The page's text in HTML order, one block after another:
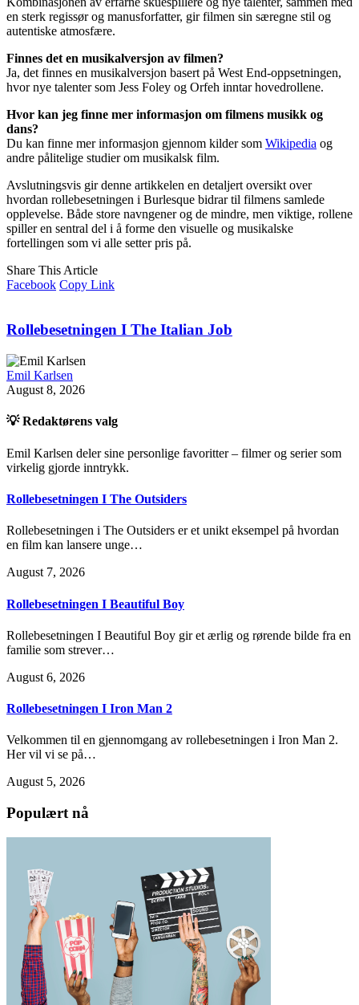
en sterk regissør og manusforfatter, gir filmen sin særegne stil og
autentiske atmosfære.
Finnes det en musikalversjon av filmen?
Ja, det finnes en musikalversjon basert på West End-oppsetningen,
hvor nye talenter som Jess Foley og Orfeh inntar hovedrollene.
Hvor kan jeg finne mer informasjon om filmens musikk og
dans?
Du kan finne mer informasjon gjennom kilder som Wikipedia og
andre pålitelige studier om musikalsk film.
Avslutningsvis gir denne artikkelen en detaljert oversikt over
hvordan rollebesetningen i Burlesque bidrar til filmens samlede
opplevelse. Både store navngener og de mindre, men viktige, rollene
spiller en sentral del i å forme den visuelle og musikalske
fortellingen som vi alle setter pris på.
Share This Article
Facebook Copy Link
Rollebesetningen I The Italian Job
Emil Karlsen
August 8, 2026
💡 Redaktørens valg
Emil Karlsen deler sine personlige favoritter – filmer og serier som
virkelig gjorde inntrykk.
Rollebesetningen I The Outsiders
Rollebesetningen i The Outsiders er et unikt eksempel på hvordan
en film kan lansere unge…
August 7, 2026
Rollebesetningen I Beautiful Boy
Rollebesetningen I Beautiful Boy gir et ærlig og rørende bilde fra en
familie som strever…
August 6, 2026
Rollebesetningen I Iron Man 2
Velkommen til en gjennomgang av rollebesetningen i Iron Man 2.
Her vil vi se på…
August 5, 2026
Populært nå